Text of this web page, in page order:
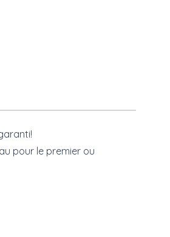
pour le premier ou